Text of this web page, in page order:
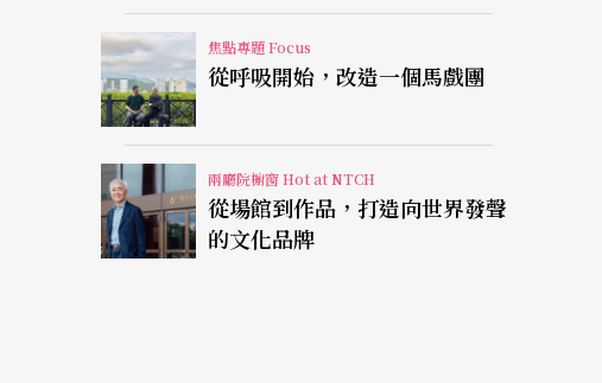
焦點專題 Focus
從呼吸開始，改造一個馬戲團
兩廳院櫥窗 Hot at NTCH
從場館到作品，打造向世界發聲
的文化品牌